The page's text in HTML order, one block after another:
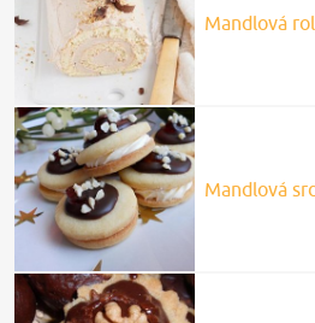
Mandlová
Mandlová